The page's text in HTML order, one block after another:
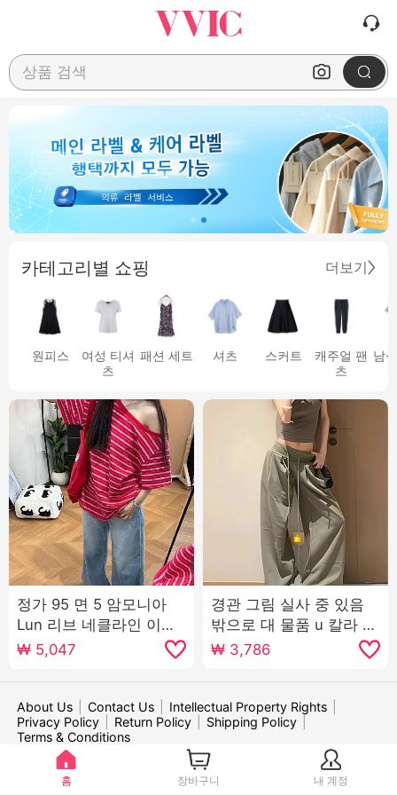
상품 검색
카테고리별 쇼핑 더보기
원피스
여성 티셔
츠
패션 세트 셔츠 스커트
캐주얼 팬
츠
남
정가 95 면 5 암모니아
Lun 리브 네클라인 이후
테두리 비스듬한 어깨 반
팔 스트라이프 티셔츠 여
성
₩ 5,047
경관 그림 실사 중 있음
밖으로 대 물품 u 칼라 쇠
고기 뼈 버클 단어 조끼
슬립 넓은 다리 바닥 청소
운동 긴 바지 세트
₩ 3,786
About Us Contact Us Intellectual Property Rights
Privacy Policy
Return Policy Shipping Policy
Terms & Conditions
WE ACCEPT:
홈 장바구니 내 계정